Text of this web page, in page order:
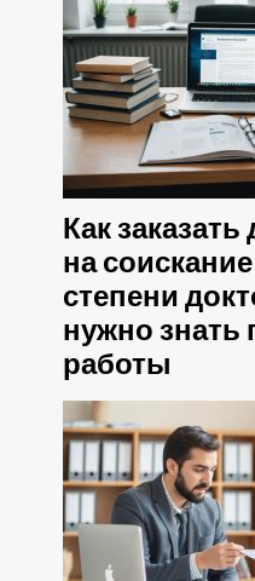
Как
на
степени
нужно знать
работы